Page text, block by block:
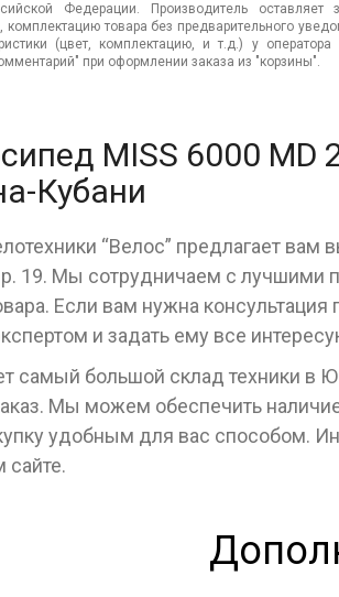
Федерации. Производитель
комплектацию товара без предварительного
(цвет, комплектацию, и т.д.) у
при оформлении заказа из "корзины".
MISS 6000 MD
Кубани
“Велос” предлагает вам
19. Мы сотрудничаем с лучшими
Если вам нужна
и задать ему все
самый большой склад техники в
Мы можем обеспечить
удобным для вас способом.